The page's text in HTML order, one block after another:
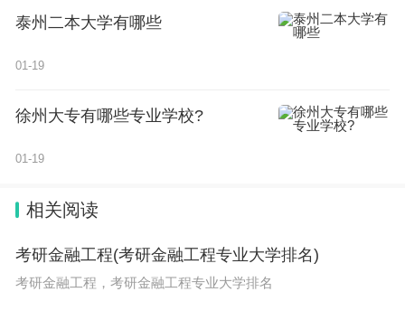
泰州二本大学有哪些
01-19
徐州大专有哪些专业学校?
01-19
相关阅读
考研金融工程(考研金融工程专业大学排名)
考研金融工程，考研金融工程专业大学排名